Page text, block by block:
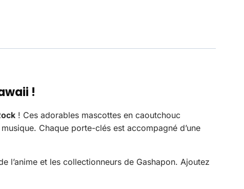
!
! Ces adorables mascottes en caoutchouc
Chaque porte-clés est accompagné d’une
l’anime et les collectionneurs de Gashapon. Ajoutez